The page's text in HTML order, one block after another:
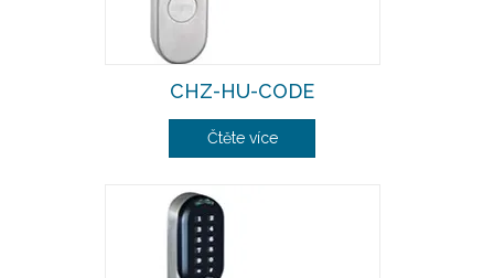
CHZ-HU-CODE
Čtěte více